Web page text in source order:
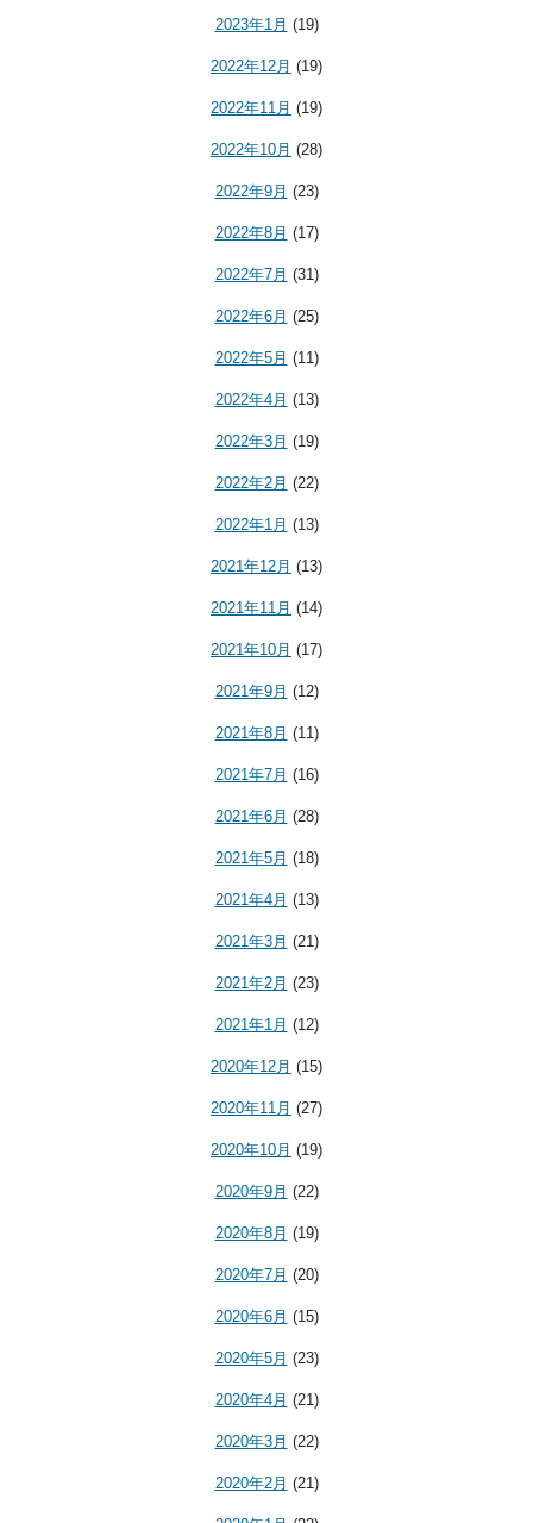
2023年1月 (19)
2022年12月 (19)
2022年11月 (19)
2022年10月 (28)
2022年9月 (23)
2022年8月 (17)
2022年7月 (31)
2022年6月 (25)
2022年5月 (11)
2022年4月 (13)
2022年3月 (19)
2022年2月 (22)
2022年1月 (13)
2021年12月 (13)
2021年11月 (14)
2021年10月 (17)
2021年9月 (12)
2021年8月 (11)
2021年7月 (16)
2021年6月 (28)
2021年5月 (18)
2021年4月 (13)
2021年3月 (21)
2021年2月 (23)
2021年1月 (12)
2020年12月 (15)
2020年11月 (27)
2020年10月 (19)
2020年9月 (22)
2020年8月 (19)
2020年7月 (20)
2020年6月 (15)
2020年5月 (23)
2020年4月 (21)
2020年3月 (22)
2020年2月 (21)